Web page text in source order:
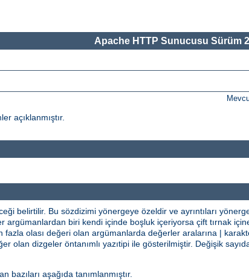
Apache HTTP Sunucusu Sürüm
açıklanmıştır.
belirtilir. Bu sözdizimi yönergeye özeldir ve ayrıntıları
biri kendi içinde boşluk içeriyorsa çift tırnak
olası değeri olan argümanlarda değerler aralarına |
olan dizgeler öntanımlı yazıtipi ile gösterilmiştir. Değişik
aşağıda tanımlanmıştır.